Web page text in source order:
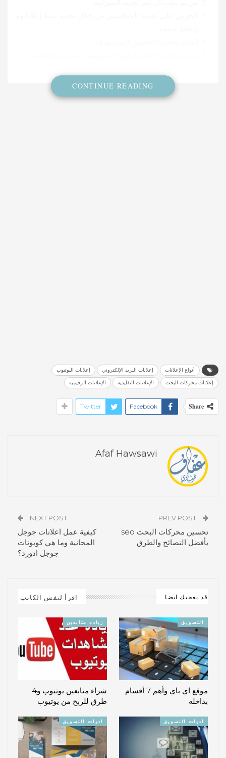
CONTINUE READING
أنواع الإعلانات إعلانات البريد الإلكتروني
إعلانات اليوتيوب
إعلانات محركات البحث
الإعلانات التقليدية الإعلانات الرقيمية
Share
Facebook
Twitter
Afaf Hawsawi
تحسين محركات البحث seo
بأفضل النصائح والطرق
NEXT POST
كيفية عمل اعلانات جوجل
المجانية وما هي كوبونات
جوجل ادورد؟
قد يعجبك ايضا اقرأ لنفس الكاتب
التسويق
موقع اي باي وأهم 7 أقسام
بداخله
زياده متابعين
شراء متابعين يوتيوب و4
طرق للربح من يوتيوب
ادوات التسويق ادوات التسويق